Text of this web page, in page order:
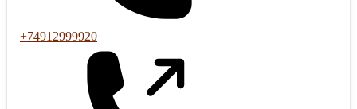
+74912999920